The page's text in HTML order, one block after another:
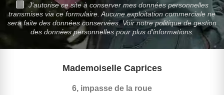
J'autorise ce site à conserver mes données personnelles
transmises via ce formulaire. Aucune exploitation commerciale ne
sera faite des données conservées. Voir notre politique de gestion
des données personnelles pour plus d'informations.
Mademoiselle Caprices
6, impasse de la roue